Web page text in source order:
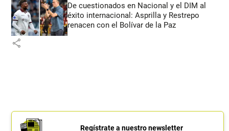
De cuestionados en Nacional y el DIM al
éxito internacional: Asprilla y Restrepo
renacen con el Bolívar de la Paz
share
Regístrate a nuestro newsletter